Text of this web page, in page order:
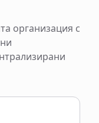
организация с